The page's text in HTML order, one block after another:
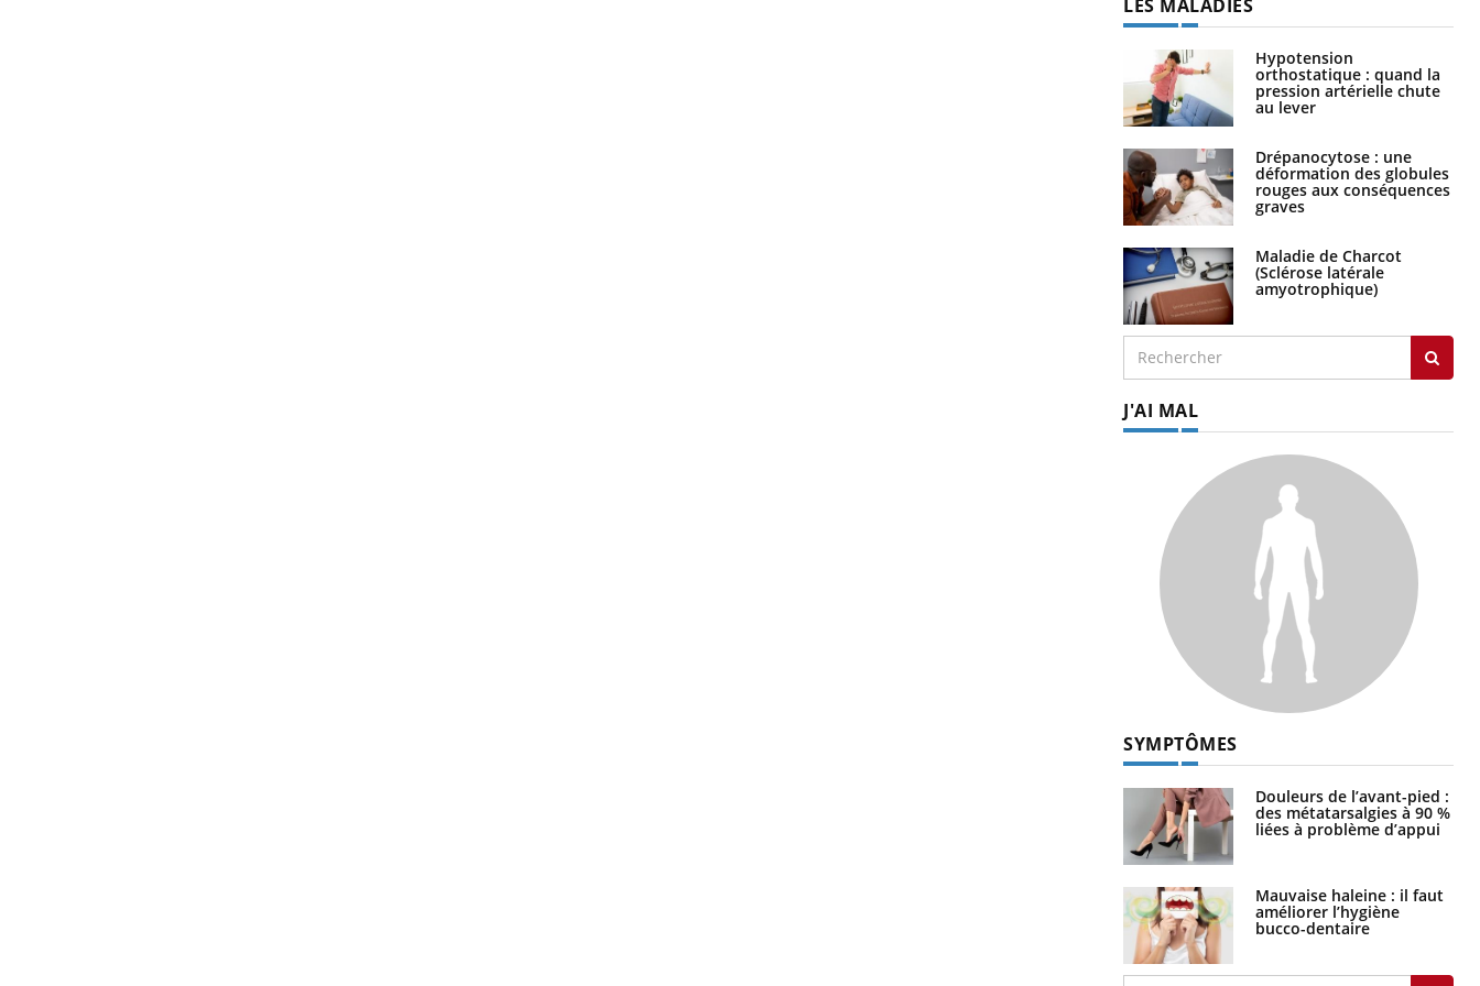
LES MALADIES
Hypotension
orthostatique : quand la
pression artérielle chute
au lever
Drépanocytose : une
déformation des globules
rouges aux conséquences
graves
Maladie de Charcot
(Sclérose latérale
amyotrophique)
J'AI MAL
SYMPTÔMES
Douleurs de l’avant-pied :
des métatarsalgies à 90 %
liées à problème d’appui
Mauvaise haleine : il faut
améliorer l’hygiène
bucco-dentaire